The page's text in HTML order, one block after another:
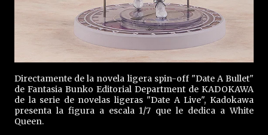
Directamente de la novela ligera spin-off "Date A Bullet"
de Fantasia Bunko Editorial Department de KADOKAWA
de la serie de novelas ligeras "Date A Live", Kadokawa
presenta la figura a escala 1/7 que le dedica a White
Queen.